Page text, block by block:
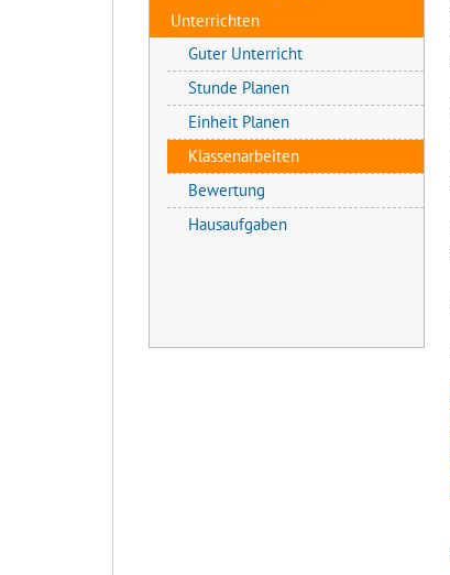
Unterrichten
Guter Unterricht
Stunde Planen
Einheit Planen
Klassenarbeiten
Bewertung
Hausaufgaben